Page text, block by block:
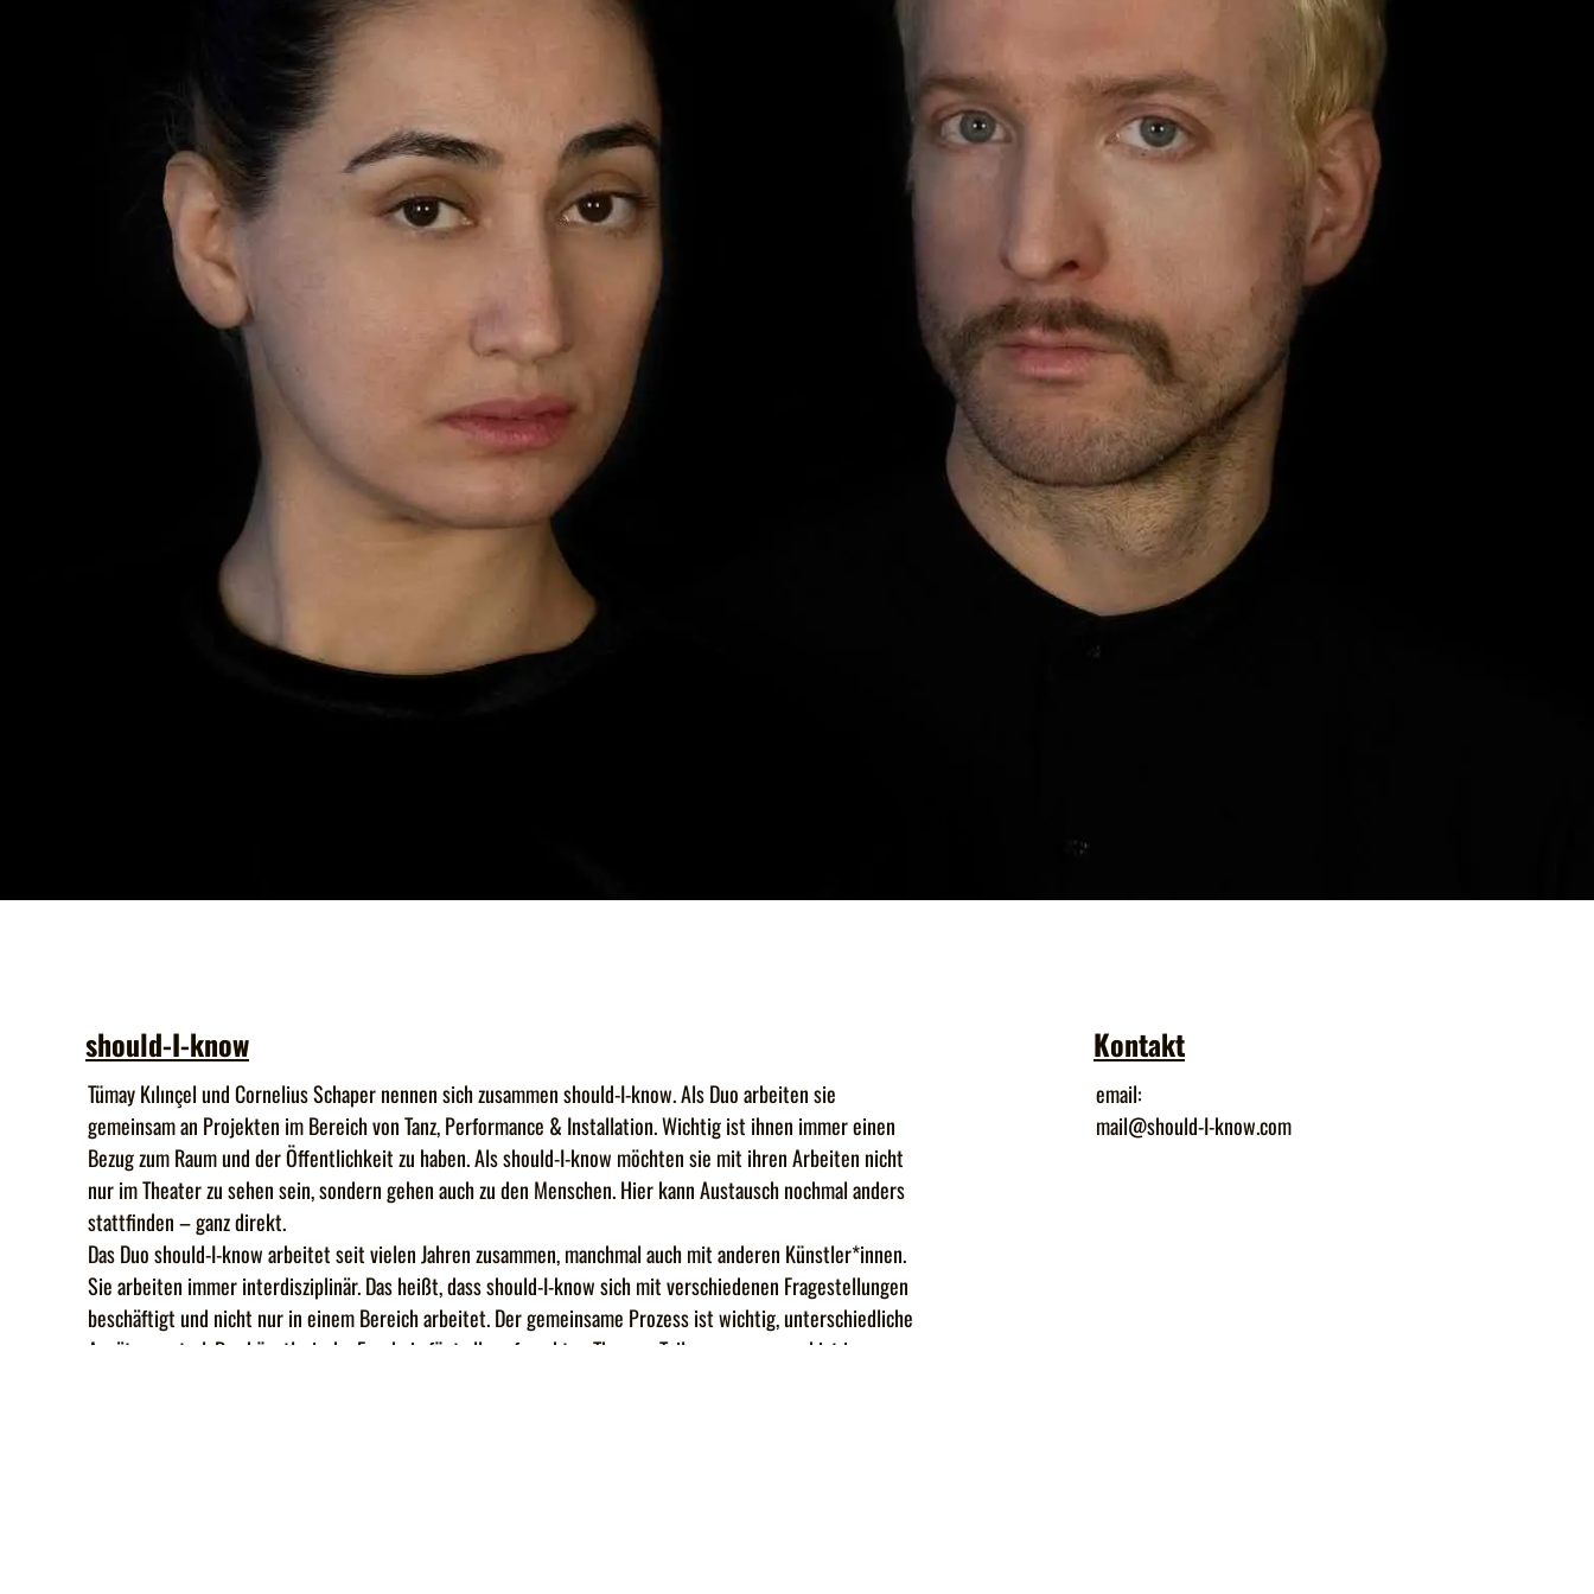
should-I-know
Tümay Kılınçel und Cornelius Schaper nennen sich zusammen should-I-know. Als Duo arbeiten sie
gemeinsam an Projekten im Bereich von Tanz, Performance & Installation. Wichtig ist ihnen immer einen
Bezug zum Raum und der Öffentlichkeit zu haben. Als should-I-know möchten sie mit ihren Arbeiten nicht
nur im Theater zu sehen sein, sondern gehen auch zu den Menschen. Hier kann Austausch nochmal anders
stattfinden – ganz direkt.
Das Duo should-I-know arbeitet seit vielen Jahren zusammen, manchmal auch mit anderen Künstler*innen.
Sie arbeiten immer interdisziplinär. Das heißt, dass should-I-know sich mit verschiedenen Fragestellungen
beschäftigt und nicht nur in einem Bereich arbeitet. Der gemeinsame Prozess ist wichtig, unterschiedliche
Ansätze zentral. Das künstlerische Ergebnis fügt alle erforschten Themen-Teile zusammen und ist immer
Kontakt
email:
mail@should-I-know.com